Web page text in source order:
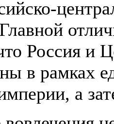
Россия и
в рамках
а